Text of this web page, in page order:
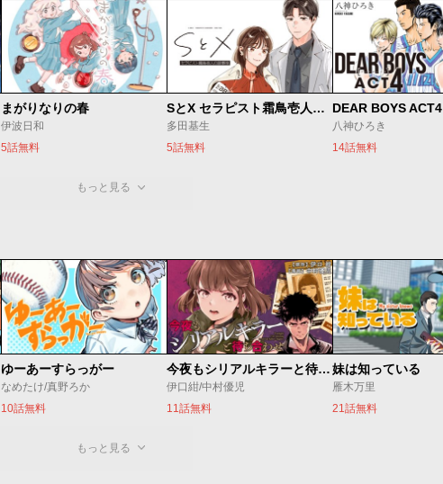
まがりなりの春
伊波日和
5話無料
SとX セラピスト霜鳥壱人の診察室
多田基生
5話無料
DEAR BOYS ACT4
八神ひろき
14話無料
もっと見る
ゆーあーすらっがー
なめたけ/真野ろか
10話無料
今夜もシリアルキラーと待ち合わせ
伊口紺/中村優児
11話無料
妹は知っている
雁木万里
21話無料
もっと見る